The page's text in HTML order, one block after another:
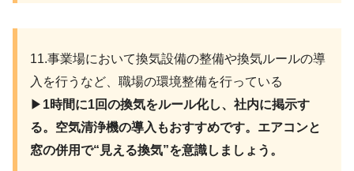
11.事業場において換気設備の整備や換気ルールの導
入を行うなど、職場の環境整備を行っている
▶︎ 1時間に1回の換気をルール化し、社内に掲示す
る。空気清浄機の導入もおすすめです。エアコンと
窓の併用で“見える換気”を意識しましょう。